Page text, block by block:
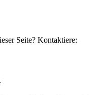
Seite? Kontaktiere: